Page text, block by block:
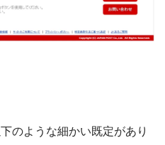
のような細かい既定があり